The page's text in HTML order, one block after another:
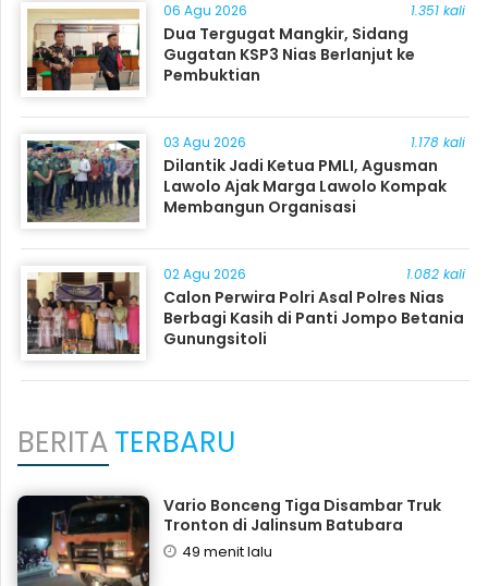
06 Agu 2026 1.351 kali
Dua Tergugat Mangkir, Sidang
Gugatan KSP3 Nias Berlanjut ke
Pembuktian
03 Agu 2026 1.178 kali
Dilantik Jadi Ketua PMLI, Agusman
Lawolo Ajak Marga Lawolo Kompak
Membangun Organisasi
02 Agu 2026 1.082 kali
Calon Perwira Polri Asal Polres Nias
Berbagi Kasih di Panti Jompo Betania
Gunungsitoli
BERITATERBARU
Vario Bonceng Tiga Disambar Truk
Tronton di Jalinsum Batubara
49 menit lalu